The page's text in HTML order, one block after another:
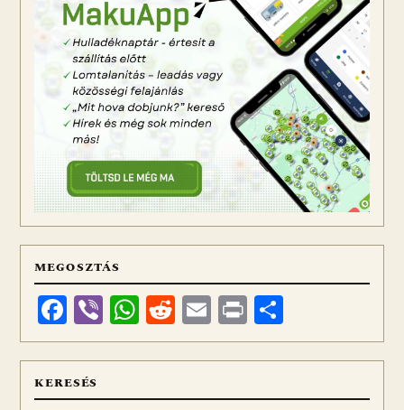
MEGOSZTÁS
Facebook
ViberWhatsApp
Reddit
Email
Print
meg
KERESÉS